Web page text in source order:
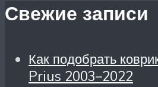
Свежие записи
Как подобрать
Prius 2003–2022